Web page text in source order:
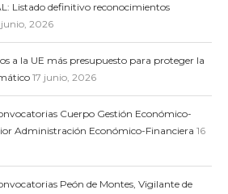
Listado definitivo reconocimientos
2026
a la UE más presupuesto para proteger la
17 junio, 2026
Cuerpo Gestión Económico-
Administración Económico-Financiera 16
Peón de Montes, Vigilante de